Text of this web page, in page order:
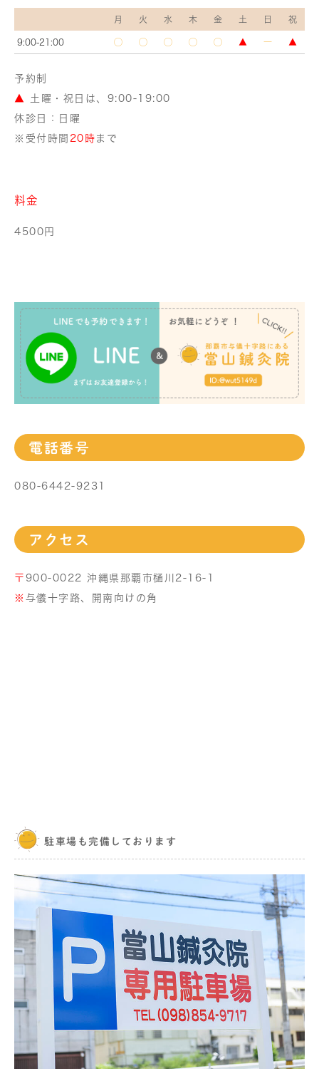
月 火 水 木 金 土 日 祝
9:00-21:00 ◯ ◯ ◯ ◯ ◯ ▲ ― ▲
予約制
▲
土曜・祝日は、9:00-19:00
休診日：日曜
※受付時間 20時 まで
料金
4500円
電話番号
080-6442-9231
アクセス
〒 900-0022 沖縄県那覇市樋川2-16-1
※ 与儀十字路、開南向けの角
駐車場も完備しております